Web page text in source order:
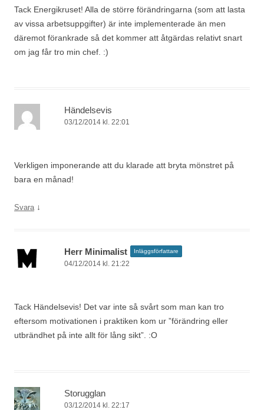
Tack Energikruset! Alla de större förändringarna (som att lasta
av vissa arbetsuppgifter) är inte implementerade än men
däremot förankrade så det kommer att åtgärdas relativt snart
om jag får tro min chef. :)
Händelsevis
03/12/2014 kl. 22:01
Verkligen imponerande att du klarade att bryta mönstret på
bara en månad!
Svara ↓
Herr Minimalist Inläggsförfattare
04/12/2014 kl. 21:22
Tack Händelsevis! Det var inte så svårt som man kan tro
eftersom motivationen i praktiken kom ur ”förändring eller
utbrändhet på inte allt för lång sikt”. :O
Storugglan
03/12/2014 kl. 22:17